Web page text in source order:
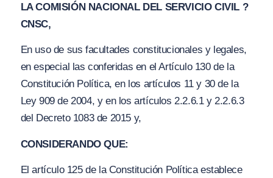
LA COMISIÓN NACIONAL DEL SERVICIO CIVIL ?
CNSC,
En uso de sus facultades constitucionales y legales,
en especial las conferidas en el Artículo 130 de la
Constitución Política, en los artículos 11 y 30 de la
Ley 909 de 2004, y en los artículos 2.2.6.1 y 2.2.6.3
del Decreto 1083 de 2015 y,
CONSIDERANDO QUE:
El artículo 125 de la Constitución Política establece